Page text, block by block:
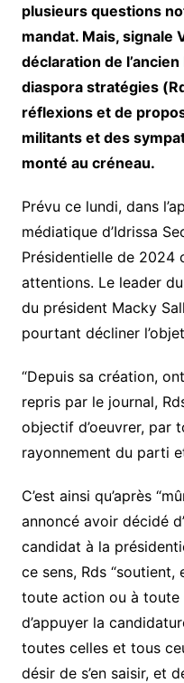
plusieurs questions
mandat. Mais, signale
déclaration de
diaspora stratégies
réflexions et de
militants et des
monté au créneau.
Prévu ce lundi, dans
médiatique d’Idrissa
Présidentielle de 2024
attentions. Le leader
du président Macky
pourtant décliner
“Depuis sa création,
repris par le journal,
objectif d’oeuvrer, par
rayonnement du parti
C’est ainsi qu’après
annoncé avoir décidé
candidat à la
ce sens, Rds “soutient,
toute action ou à
d’appuyer la
toutes celles et tous
désir de s’en saisir, et